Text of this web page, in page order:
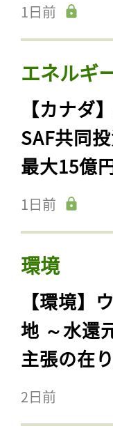
1日前
エネルギ
【カナダ
SAF共同
最大15億
1日前
環境
【環境】
地 ～水還
主張の在
2日前